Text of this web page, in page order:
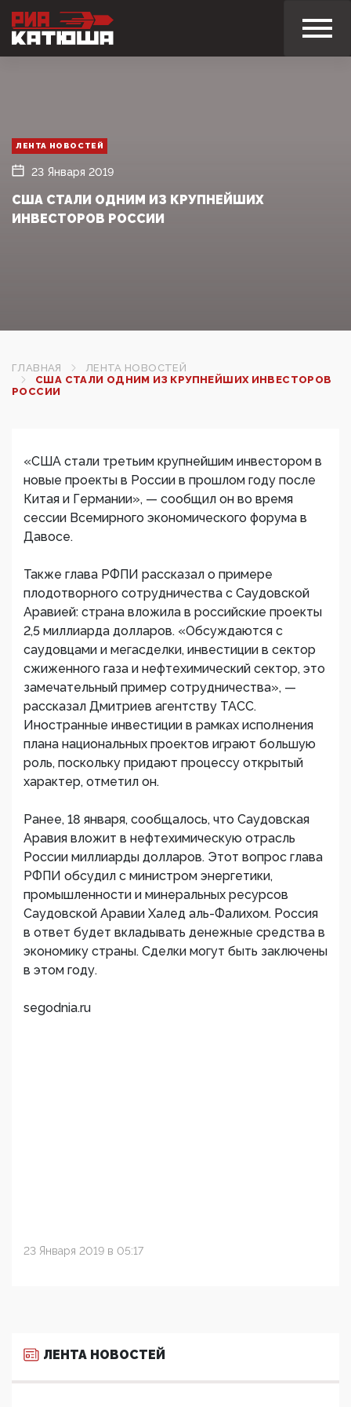
ЛЕНТА НОВОСТЕЙ
23 Января 2019
США СТАЛИ ОДНИМ ИЗ КРУПНЕЙШИХ
ИНВЕСТОРОВ РОССИИ
ГЛАВНАЯ
ЛЕНТА НОВОСТЕЙ
США СТАЛИ ОДНИМ ИЗ КРУПНЕЙШИХ ИНВЕСТОРОВ
РОССИИ
«США стали третьим крупнейшим инвестором в
новые проекты в России в прошлом году после
Китая и Германии», — сообщил он во время
сессии Всемирного экономического форума в
Давосе.
Также глава РФПИ рассказал о примере
плодотворного сотрудничества с Саудовской
Аравией: страна вложила в российские проекты
2,5 миллиарда долларов. «Обсуждаются с
саудовцами и мегасделки, инвестиции в сектор
сжиженного газа и нефтехимический сектор, это
замечательный пример сотрудничества», —
рассказал Дмитриев агентству ТАСС.
Иностранные инвестиции в рамках исполнения
плана национальных проектов играют большую
роль, поскольку придают процессу открытый
характер, отметил он.
Ранее, 18 января, сообщалось, что Саудовская
Аравия вложит в нефтехимическую отрасль
России миллиарды долларов. Этот вопрос глава
РФПИ обсудил с министром энергетики,
промышленности и минеральных ресурсов
Саудовской Аравии Халед аль-Фалихом. Россия
в ответ будет вкладывать денежные средства в
экономику страны. Сделки могут быть заключены
в этом году.
segodnia.ru
23 Января 2019 в 05:17
ЛЕНТА НОВОСТЕЙ